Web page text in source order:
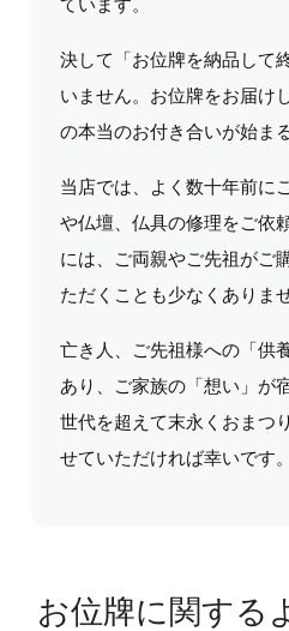
決して「お位牌を納品して
いません。お位牌をお届け
の本当のお付き合いが始ま
当店では、よく数十年前に
や仏壇、仏具の修理をご依
には、ご両親やご先祖がご
ただくことも少なくありませ
亡き人、ご先祖様への「供
あり、ご家族の「想い」が
世代を超えて末永くおまつ
せていただければ幸いです。
お位牌に関する